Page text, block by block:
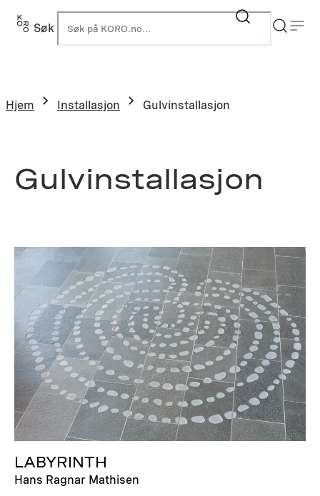
Hopp
Søk
Hjem Installasjon Gulvinstallasjon
Gulvinstallasjon
LABYRINTH
Hans Ragnar Mathisen